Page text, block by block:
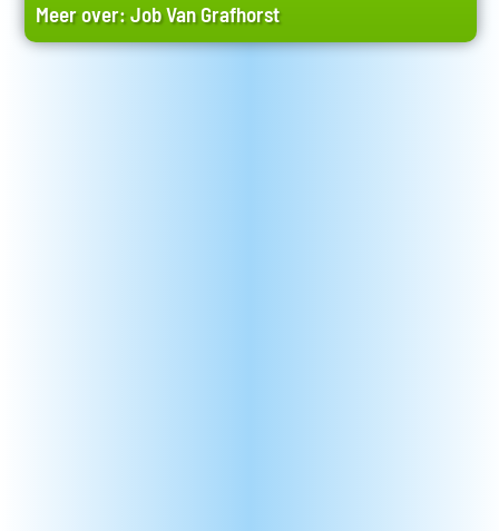
Meer over:Job Van Grafhorst